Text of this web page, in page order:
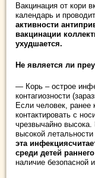
Вакцинация от кори
календарь и
активности
вакцинации
ухудшается.
Не является ли
— Корь – острое
контагиозности
Если человек,
контактировать с
чрезвычайно
высокой
эта
среди детей
наличие безопасной